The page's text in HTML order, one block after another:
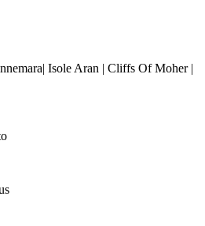
Isole Aran | Cliffs Of Moher |